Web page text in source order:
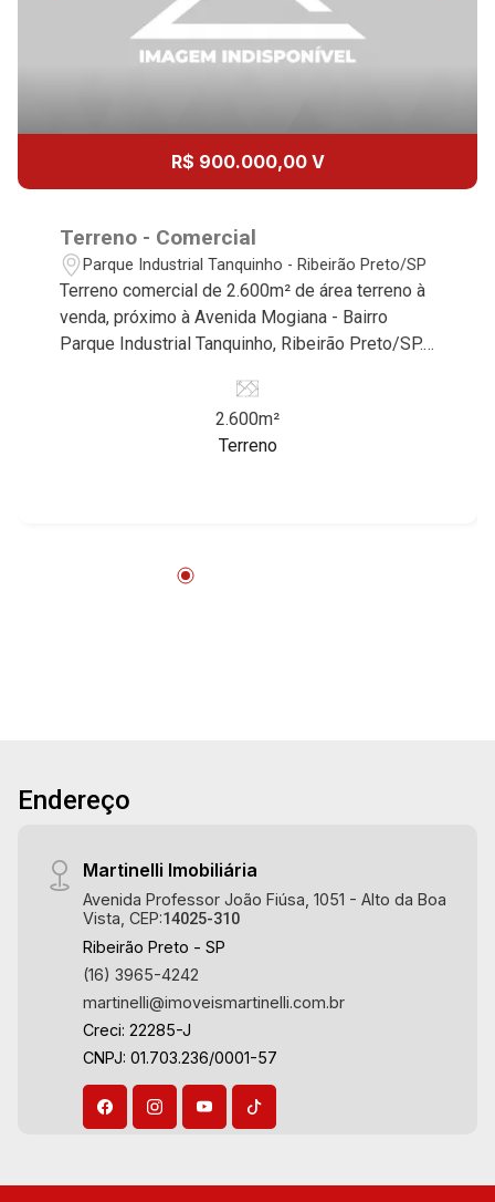
17
18
19
Aug/Wed
20
14:00
15:00
16:00
R$ 900.000,00 V
Terreno - Comercial
Parque Industrial Tanquinho - Ribeirão Preto/SP
Terreno comercial de 2.600m² de área terreno à
venda, próximo à Avenida Mogiana - Bairro
Parque Industrial Tanquinho, Ribeirão Preto/SP.
Martinelli Imobiliária selecionou para você: -
2.600m² de área terreno - Irregular - Ideal para
empresas de grande porte Martinelli Imobiliária,
2.600m²
Terreno
Endereço
Martinelli Imobiliária
Avenida Professor João Fiúsa, 1051 - Alto da Boa
Vista, CEP:14025-310
Ribeirão Preto - SP
(16) 3965-4242
martinelli@imoveismartinelli.com.br
Creci: 22285-J
CNPJ: 01.703.236/0001-57